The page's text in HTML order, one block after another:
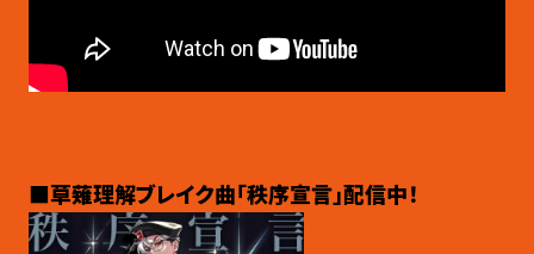
■草薙理解ブレイク曲「秩序宣言」配信中！